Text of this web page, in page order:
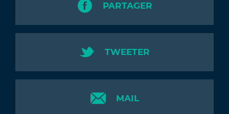
PARTAGER
TWEETER
MAIL